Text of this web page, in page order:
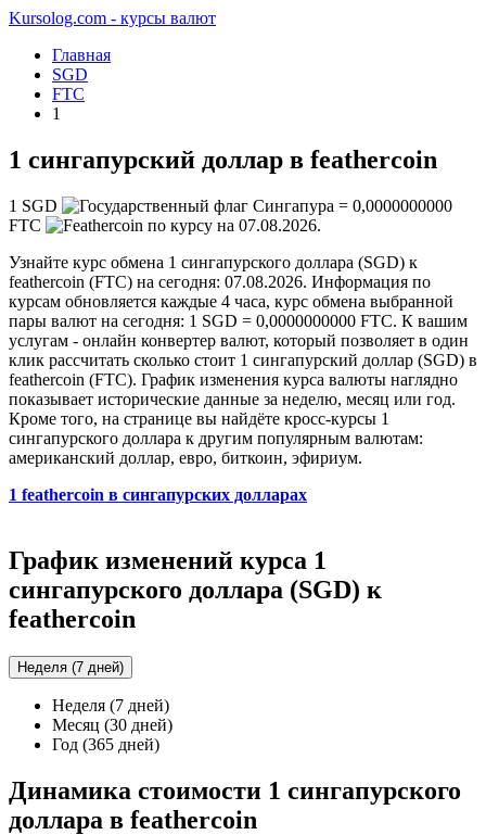
Kursolog.com - курсы валют
Главная
SGD
FTC
1
1 сингапурский доллар в feathercoin
1 SGD = 0,0000000000
FTC
по курсу на 07.08.2026.
Узнайте курс обмена 1 сингапурского доллара (SGD) к
feathercoin (FTC) на сегодня: 07.08.2026. Информация по
курсам обновляется каждые 4 часа, курс обмена выбранной
пары валют на сегодня: 1 SGD = 0,0000000000 FTC. К вашим
услугам - онлайн конвертер валют, который позволяет в один
клик рассчитать сколько стоит 1 сингапурский доллар (SGD) в
feathercoin (FTC). График изменения курса валюты наглядно
показывает исторические данные за неделю, месяц или год.
Кроме того, на странице вы найдёте кросс-курсы 1
сингапурского доллара к другим популярным валютам:
американский доллар, евро, биткоин, эфириум.
1 feathercoin в сингапурских долларах
График изменений курса 1
сингапурского доллара (SGD) к
feathercoin
Неделя (7 дней)
Неделя (7 дней)
Месяц (30 дней)
Год (365 дней)
Динамика стоимости 1 сингапурского
доллара в feathercoin